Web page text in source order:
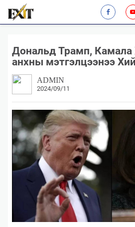
​Дональд Трамп, Камала
анхны мэтгэлцээнээ
ADMIN
2024/09/11